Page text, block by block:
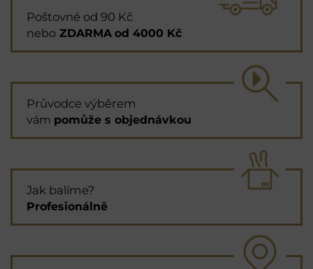
Poštovné od 90 Kč
nebo ZDARMA od 4000 Kč
Průvodce výběrem
vám pomůže s objednávkou
Jak balíme?
Profesionálně